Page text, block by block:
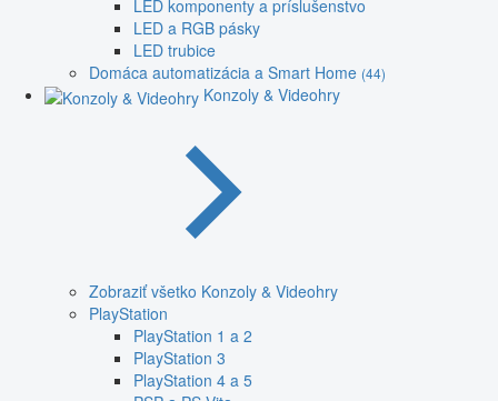
LED komponenty a príslušenstvo
LED a RGB pásky
LED trubice
Domáca automatizácia a Smart Home (44)
Konzoly & Videohry
Zobraziť všetko Konzoly & Videohry
PlayStation
PlayStation 1 a 2
PlayStation 3
PlayStation 4 a 5